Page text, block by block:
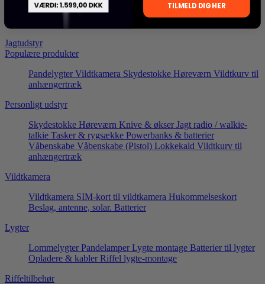
Alle modellerMonokularer (enkelt)
Jagtudstyr
Populære produkter
Pandelygter Vildtkamera Skydestokke Høreværn Vildtkurv til
anhængertræk
Personligt udstyr
Skydestokke Høreværn Knive & økser Jagt radio / walkie-
talkie Tasker & rygsække Powerbanks & batterier
Våbenskabe Våbenskabe (Pistol) Lokkekald Vildtkurv til
anhængertræk
Vildtkamera
Vildtkamera SIM-kort til vildtkamera Hukommelseskort
Beslag, antenne, solar. Batterier
Lygter
Lommelygter Pandelamper Lygte montage Batterier til lygter
Opladere & kabler Riffel lygte-montage
Riffeltilbehør
TILMELD DIG HER